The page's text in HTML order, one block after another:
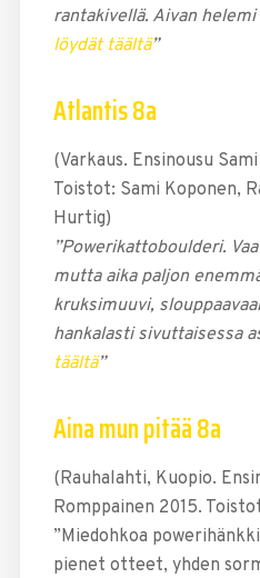
rantakivellä. Aivan
löydät täältä”
Atlantis 8a
(Varkaus. Ensinousu
Toistot: Sami Koponen,
Hurtig)
”Powerikattoboulderi.
mutta aika paljon
kruksimuuvi,
hankalasti sivuttaisessa
täältä”
Aina mun pitää 8a
(Rauhalahti, Kuopio.
Romppainen 2015.
”Miedohkoa
pienet otteet, yhden